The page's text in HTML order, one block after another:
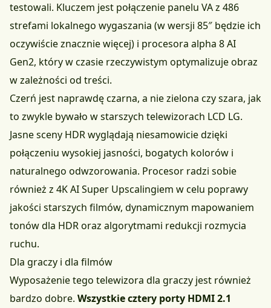
testowali. Kluczem jest połączenie panelu VA z 486
strefami lokalnego wygaszania (w wersji 85″ będzie ich
oczywiście znacznie więcej) i procesora alpha 8 AI
Gen2, który w czasie rzeczywistym optymalizuje obraz
w zależności od treści.
Czerń jest naprawdę czarna, a nie zielona czy szara, jak
to zwykle bywało w starszych telewizorach LCD LG.
Jasne sceny HDR wyglądają niesamowicie dzięki
połączeniu wysokiej jasności, bogatych kolorów i
naturalnego odwzorowania. Procesor radzi sobie
również z 4K AI Super Upscalingiem w celu poprawy
jakości starszych filmów, dynamicznym mapowaniem
tonów dla HDR oraz algorytmami redukcji rozmycia
ruchu.
Dla graczy i dla filmów
Wyposażenie tego telewizora dla graczy jest również
bardzo dobre. Wszystkie cztery porty HDMI 2.1